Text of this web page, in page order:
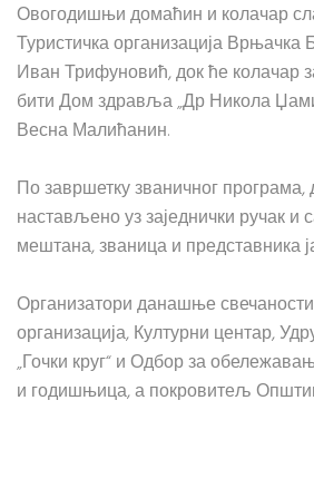
Овогодишњи домаћин и колачар
Туристичка организација
Иван Трифуновић, док ће колачар
бити Дом здравља „Др Никола
Весна Малићанин.
По завршетку званичног програма,
настављено уз заједнички ручак и
мештана, званица и представника
Организатори данашње
организација, Културни центар,
„Гочки круг“ и Одбор за
и годишњица, а покровитељ